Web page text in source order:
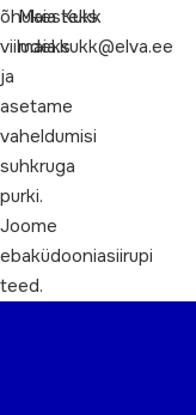
õhukesteks
viiludeks
ja
asetame
vaheldumisi
suhkruga
purki.
Joome
ebaküdooniasiirupi
teed.
Maia Kukk
maia.kukk@elva.ee